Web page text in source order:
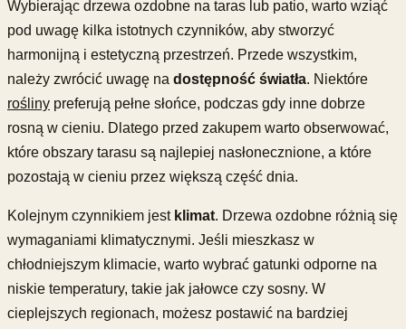
Wybierając drzewa ozdobne na taras lub patio, warto wziąć
pod uwagę kilka istotnych czynników, aby stworzyć
harmonijną i estetyczną przestrzeń. Przede wszystkim,
należy zwrócić uwagę na dostępność światła. Niektóre
rośliny preferują pełne słońce, podczas gdy inne dobrze
rosną w cieniu. Dlatego przed zakupem warto obserwować,
które obszary tarasu są najlepiej nasłonecznione, a które
pozostają w cieniu przez większą część dnia.
Kolejnym czynnikiem jest klimat. Drzewa ozdobne różnią się
wymaganiami klimatycznymi. Jeśli mieszkasz w
chłodniejszym klimacie, warto wybrać gatunki odporne na
niskie temperatury, takie jak jałowce czy sosny. W
cieplejszych regionach, możesz postawić na bardziej